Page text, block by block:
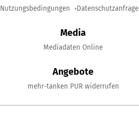
Nutzungsbedingungen Datenschutzanfrage
Media
Mediadaten Online
Angebote
mehr-tanken PUR widerrufen